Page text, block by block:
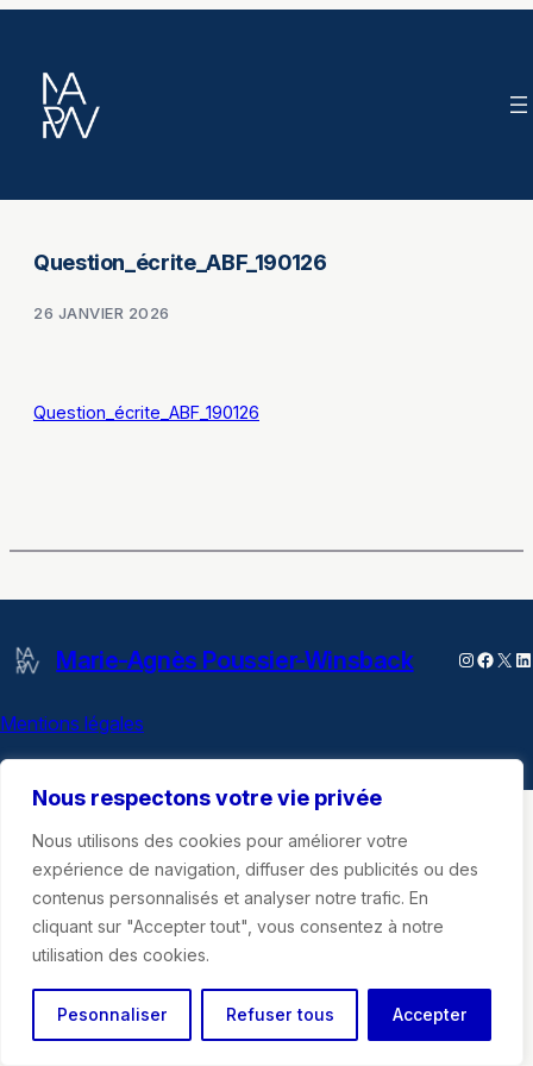
Nous respectons votre vie privée
Nous utilisons des cookies pour améliorer votre
expérience de navigation, diffuser des publicités ou des
contenus personnalisés et analyser notre trafic. En
cliquant sur "Accepter tout", vous consentez à notre
utilisation des cookies.
Pesonnaliser Refuser tous Accepter
contenu
Question_écrite_ABF_190126
26 JANVIER 2026
Question_écrite_ABF_190126
Marie-Agnès Poussier-Winsback X
Mentions légales